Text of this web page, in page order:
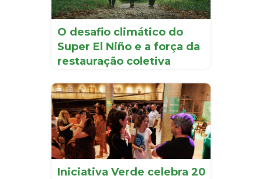
O desafio climático do
Super El Niño e a força da
restauração coletiva
Iniciativa Verde celebra 20